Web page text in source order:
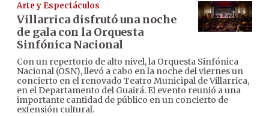
Arte y Espectáculos
Villarrica disfrutó una noche
de gala con la Orquesta
Sinfónica Nacional
Con un repertorio de alto nivel, la Orquesta Sinfónica
Nacional (OSN), llevó a cabo en la noche del viernes un
concierto en el renovado Teatro Municipal de Villarrica,
en el Departamento del Guairá. El evento reunió a una
importante cantidad de público en un concierto de
extensión cultural.